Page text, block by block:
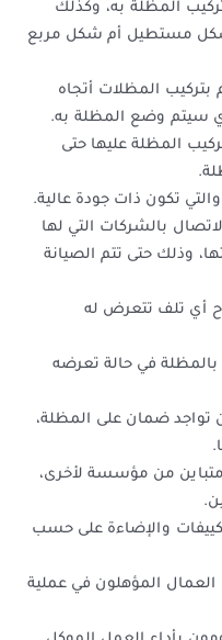
المظلة به، وكذلك
مستطيل أم شكل مربع
المظلات أتجاه
سيتم وضع المظلة به.
المظلة عليها حتى
تكون ذات جودة عالية.
بالشركات التي لها
وذلك حتى تتم الصيانة
أي تلف تتعرض له
في حالة تعرضه
تواجد ضمان على المظلة،
من مؤسسة لأخرى،
والإضاءة على حسب
المؤهلون في عملية